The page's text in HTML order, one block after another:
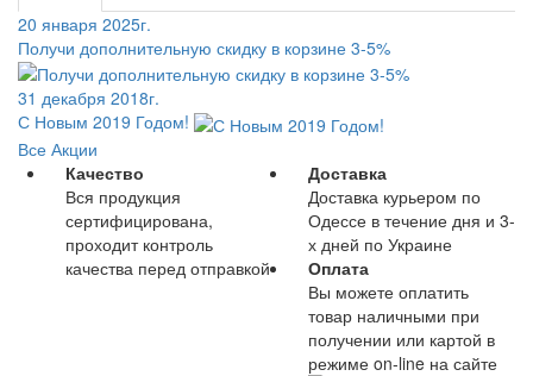
20 января 2025г.
Получи дополнительную скидку в корзине 3-5%
31 декабря 2018г.
С Новым 2019 Годом!
Все Акции
Качество
Вся продукция
сертифицирована,
проходит контроль
качества перед отправкой
Доставка
Доставка курьером по
Одессе в течение дня и 3-
х дней по Украине
Оплата
Вы можете оплатить
товар наличными при
получении или картой в
режиме on-line на сайте